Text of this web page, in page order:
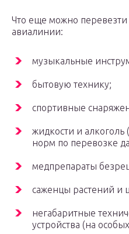
Что еще можно перевезти
авиалинии:
музыкальные
бытовую технику;
спортивные
жидкости и
норм по перевозке
медпрепараты
саженцы растений и
негабаритные
устройства (на